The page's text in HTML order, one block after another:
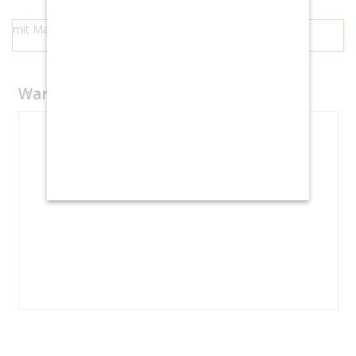
mit Mangostreifen
Warenkorb